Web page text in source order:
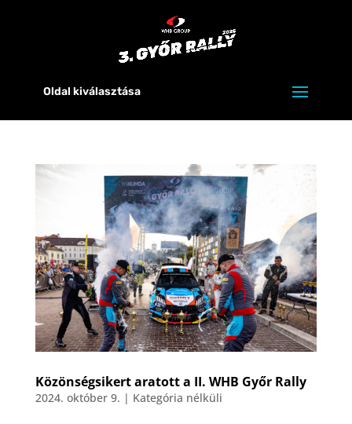
Oldal kiválasztása
Közönségsikert aratott a II. WHB Győr Rally
2024. október 9. | Kategória nélküli